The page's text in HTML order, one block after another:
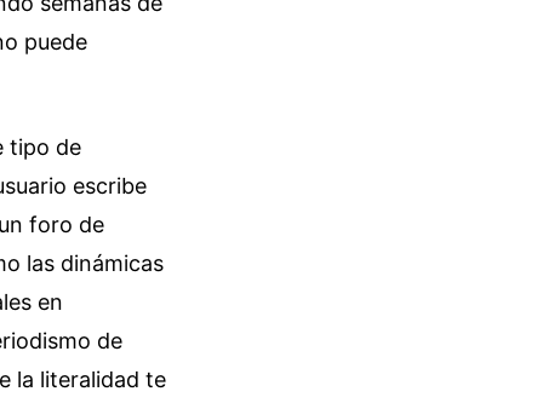
puede
tipo de
escribe
foro de
las dinámicas
en
de
la literalidad te